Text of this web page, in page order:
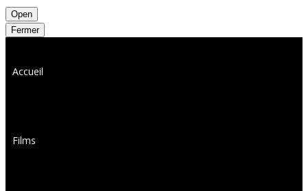
Open
Fermer
Accueil
Films